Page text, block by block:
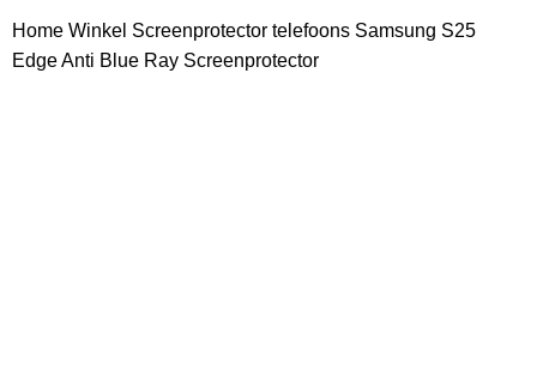
HomeWinkel Screenprotector telefoons Samsung S25
Edge Anti Blue Ray Screenprotector